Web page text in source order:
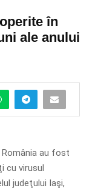
în
ale anului
România au fost
cu virusul
judeţului Iaşi,